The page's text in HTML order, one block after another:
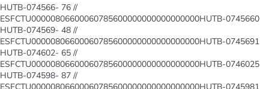
HUTB-074566- 76 //
ESFCTU00000806600060785600000000000000000HUTB-0745660
HUTB-074569- 48 //
ESFCTU00000806600060785600000000000000000HUTB-0745691
HUTB-074602- 65 //
ESFCTU00000806600060785600000000000000000HUTB-0746025
HUTB-074598- 87 //